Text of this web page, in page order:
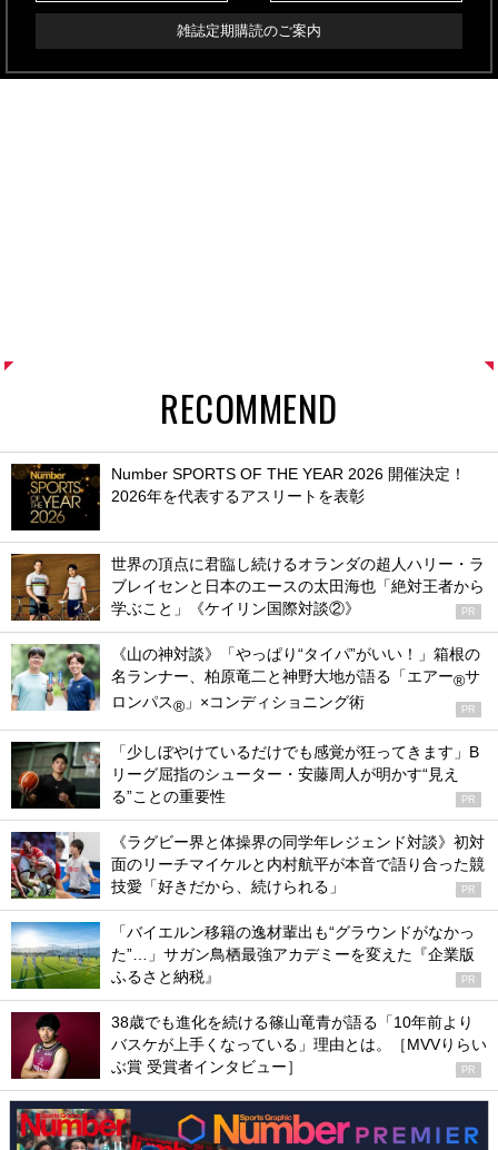
雑誌定期購読のご案内
RECOMMEND
Number SPORTS OF THE YEAR 2026 開催決定！
2026年を代表するアスリートを表彰
世界の頂点に君臨し続けるオランダの超人ハリー・ラ
ブレイセンと日本のエースの太田海也「絶対王者から
学ぶこと」《ケイリン国際対談②》
PR
《山の神対談》「やっぱり“タイパ”がいい！」箱根の
名ランナー、柏原竜二と神野大地が語る「エアー®サ
ロンパス® 」×コンディショニング術 PR
「少しぼやけているだけでも感覚が狂ってきます」B
リーグ屈指のシューター・安藤周人が明かす“見え
る”ことの重要性
PR
《ラグビー界と体操界の同学年レジェンド対談》初対
面のリーチマイケルと内村航平が本音で語り合った競
技愛「好きだから、続けられる」
PR
「バイエルン移籍の逸材輩出も“グラウンドがなかっ
た”…」サガン鳥栖最強アカデミーを変えた『企業版
ふるさと納税』
PR
38歳でも進化を続ける篠山竜青が語る「10年前より
バスケが上手くなっている」理由とは。［MVVりらい
ぶ賞 受賞者インタビュー］
PR